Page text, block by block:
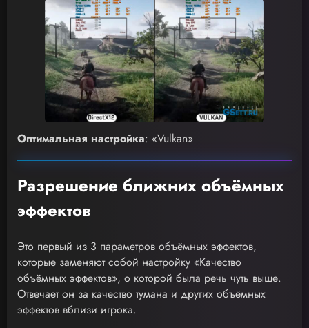
Оптимальная настройка: «Vulkan»
Разрешение ближних объёмных
эффектов
Это первый из 3 параметров объёмных эффектов,
которые заменяют собой настройку «Качество
объёмных эффектов», о которой была речь чуть выше.
Отвечает он за качество тумана и других объёмных
эффектов вблизи игрока.